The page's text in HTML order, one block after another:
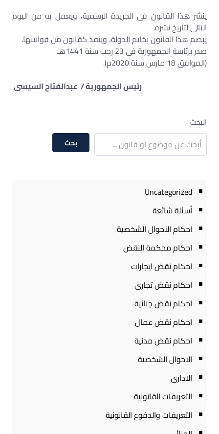
ينشر هذا القانون فى الجريدة الرسمية، ويعمل به من اليوم
التالى لتاريخ نشره.
يبصم هذا القانون بخاتم الدولة، وينفذ كقانون من قوانينها.
صدر برئاسة الجمهورية فى 23 رجب سنة 1441هـ
(الموافق 18 مارس سنة 2020م).
رئيس الجمهورية / عبدالفتاح السيسى
البحث
بحث
Uncategorized
أسئلة شائعة
احكام الاحوال الشخصية
احكام محكمة النقض
احكام نقض ايجارات
احكام نقض تجارى
احكام نقض جنائية
احكام نقض عمال
احكام نقض مدنية
الاحوال الشخصية
الادارى
التعريفات القانونية
التعريفات والدفوع القانونية